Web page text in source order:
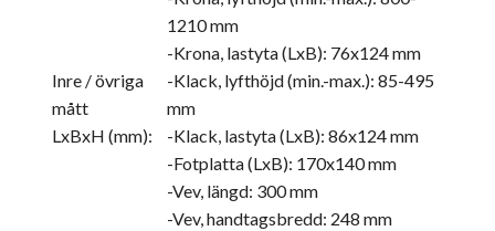
Inre / övriga
mått
LxBxH (mm):
1210 mm
-Krona, lastyta (LxB): 76x124 mm
-Klack, lyfthöjd (min.-max.): 85-495
mm
-Klack, lastyta (LxB): 86x124 mm
-Fotplatta (LxB): 170x140 mm
-Vev, längd: 300 mm
-Vev, handtagsbredd: 248 mm